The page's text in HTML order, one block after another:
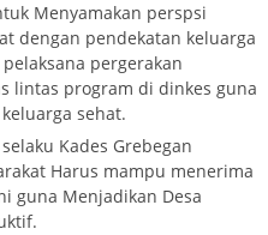
Menyamakan perspsi
dengan pendekatan keluarga
pergerakan
lintas program di dinkes guna
sehat.
Kades Grebegan
Harus mampu menerima
guna Menjadikan Desa